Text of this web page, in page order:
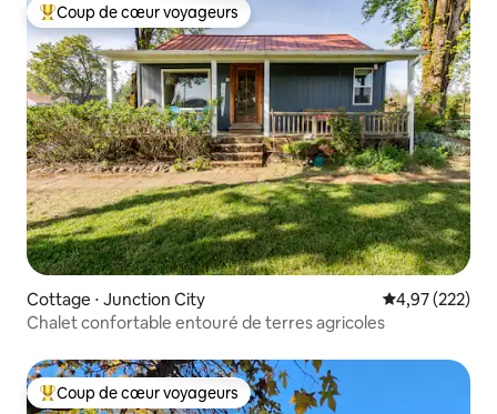
Coups de cœur voyageurs les plus appréciés
Coup de cœur voyageurs
Cottage ⋅ Junction City Évaluation
4,97 (222)
Chalet confortable entouré de terres agricoles
Coups de cœur voyageurs les plus appréciés
Coup de cœur voyageurs